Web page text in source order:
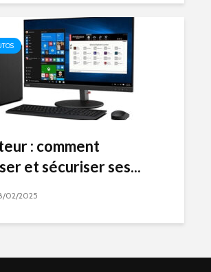
: comment
et sécuriser ses...
02/2025